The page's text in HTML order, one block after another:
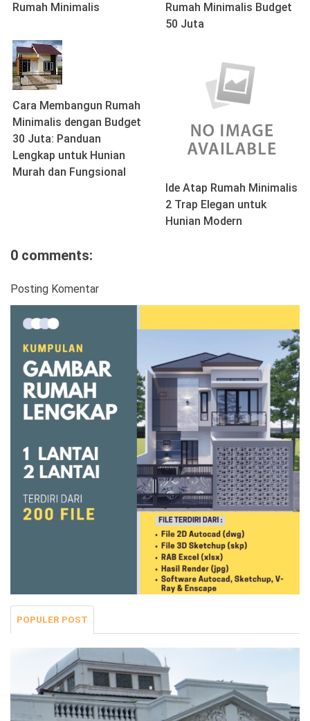
Rumah Minimalis
Rumah Minimalis Budget
50 Juta
Cara Membangun Rumah
Minimalis dengan Budget
30 Juta: Panduan
Lengkap untuk Hunian
Murah dan Fungsional
Ide Atap Rumah Minimalis
2 Trap Elegan untuk
Hunian Modern
0 comments:
Posting Komentar
POPULER POST